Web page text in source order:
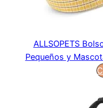
ALLSOPETS
Pequeños y